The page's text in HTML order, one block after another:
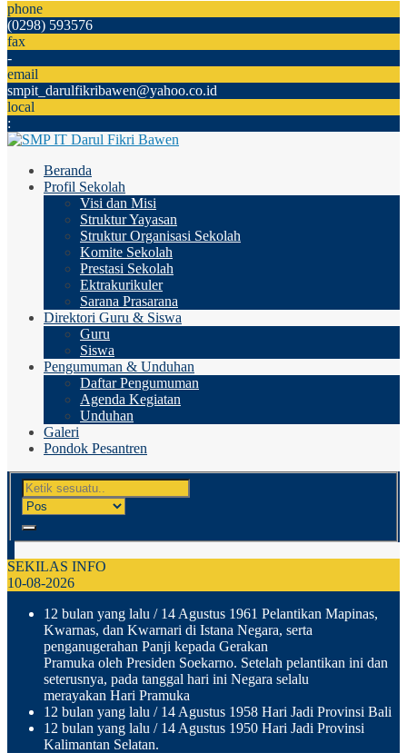
phone
(0298) 593576
fax
-
email
smpit_darulfikribawen@yahoo.co.id
local
:
Beranda
Profil Sekolah
Visi dan Misi
Struktur Yayasan
Struktur Organisasi Sekolah
Komite Sekolah
Prestasi Sekolah
Ektrakurikuler
Sarana Prasarana
Direktori Guru & Siswa
Guru
Siswa
Pengumuman & Unduhan
Daftar Pengumuman
Agenda Kegiatan
Unduhan
Galeri
Pondok Pesantren
SEKILAS INFO
10-08-2026
12 bulan yang lalu / 14 Agustus 1961 Pelantikan Mapinas,
Kwarnas, dan Kwarnari di Istana Negara, serta
penganugerahan Panji kepada Gerakan
Pramuka oleh Presiden Soekarno. Setelah pelantikan ini dan
seterusnya, pada tanggal hari ini Negara selalu
merayakan Hari Pramuka
12 bulan yang lalu / 14 Agustus 1958 Hari Jadi Provinsi Bali
12 bulan yang lalu / 14 Agustus 1950 Hari Jadi Provinsi
Kalimantan Selatan.